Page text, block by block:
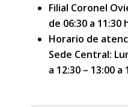
Filial Coronel
de 06:30 a 11:30
Horario de
Sede Central:
a 12:30 – 13:00 a